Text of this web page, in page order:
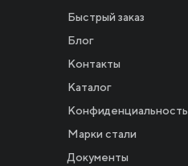
Быстрый заказ
Блог
Контакты
Каталог
Конфиденциальность
Марки стали
Документы
Новости
Инвесторам